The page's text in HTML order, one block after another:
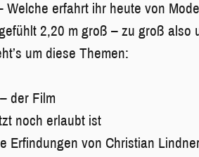
erfahrt ihr heute von
2,20 m groß – zu groß also
um diese Themen:
der Film
noch erlaubt ist
Erfindungen von Christian